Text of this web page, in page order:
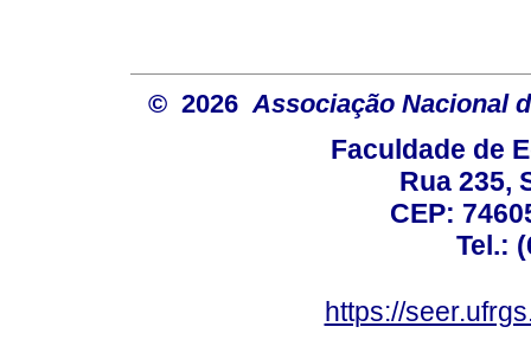
© 2026 Associação Nacional
Faculdade de
Rua 235,
CEP:
Tel.:
https://